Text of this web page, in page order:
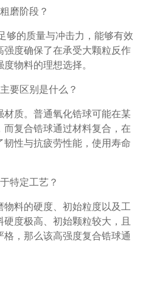
磨阶段？
够的质量与冲击力，能够有效
度确保了在承受大颗粒反作
物料的理想选择。
要区别是什么？
质。普通氧化锆球可能在某
复合锆球通过材料复合，在
性与抗疲劳性能，使用寿命
特定工艺？
料的硬度、初始粒度以及工
度极高、初始颗粒较大，且
，那么该高强度复合锆球通